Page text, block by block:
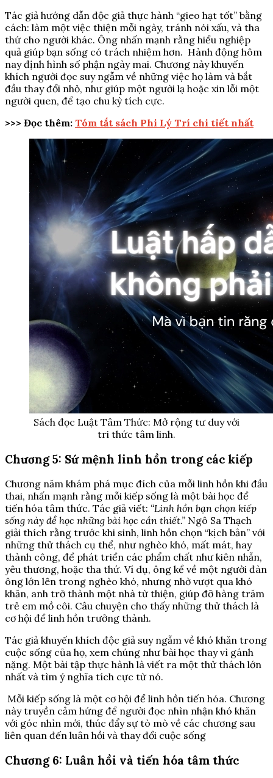
Tác giả hướng dẫn độc giả thực hành “gieo hạt tốt” bằng
cách: làm một việc thiện mỗi ngày, tránh nói xấu, và tha
thứ cho người khác. Ông nhấn mạnh rằng hiểu nghiệp
quả giúp bạn sống có trách nhiệm hơn. Hành động hôm
nay định hình số phận ngày mai. Chương này khuyến
khích người đọc suy ngẫm về những việc họ làm và bắt
đầu thay đổi nhỏ, như giúp một người lạ hoặc xin lỗi một
người quen, để tạo chu kỳ tích cực.
>>> Đọc thêm: Tóm tắt sách Phi Lý Trí chi tiết nhất
Sách đọc Luật Tâm Thức: Mở rộng tư duy với
tri thức tâm linh.
Chương 5: Sứ mệnh linh hồn trong các kiếp
Chương năm khám phá mục đích của mỗi linh hồn khi đầu
thai, nhấn mạnh rằng mỗi kiếp sống là một bài học để
tiến hóa tâm thức. Tác giả viết: “Linh hồn bạn chọn kiếp
sống này để học những bài học cần thiết.” Ngô Sa Thạch
giải thích rằng trước khi sinh, linh hồn chọn “kịch bản” với
những thử thách cụ thể, như nghèo khó, mất mát, hay
thành công, để phát triển các phẩm chất như kiên nhẫn,
yêu thương, hoặc tha thứ. Ví dụ, ông kể về một người đàn
ông lớn lên trong nghèo khó, nhưng nhờ vượt qua khó
khăn, anh trở thành một nhà từ thiện, giúp đỡ hàng trăm
trẻ em mồ côi. Câu chuyện cho thấy những thử thách là
cơ hội để linh hồn trưởng thành.
Tác giả khuyến khích độc giả suy ngẫm về khó khăn trong
cuộc sống của họ, xem chúng như bài học thay vì gánh
nặng. Một bài tập thực hành là viết ra một thử thách lớn
nhất và tìm ý nghĩa tích cực từ nó.
Mỗi kiếp sống là một cơ hội để linh hồn tiến hóa. Chương
này truyền cảm hứng để người đọc nhìn nhận khó khăn
với góc nhìn mới, thúc đẩy sự tò mò về các chương sau
liên quan đến luân hồi và thay đổi cuộc sống
Chương 6: Luân hồi và tiến hóa tâm thức